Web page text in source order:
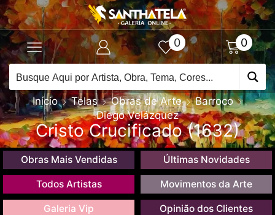
0 0
Início Telas Obras de Arte
Barroco
Diego Velázquez
Cristo Crucificado (1632)
Obras Mais Vendidas Últimas Novidades
Todos Artistas Movimentos da Arte
Galeria Vip Opinião dos Clientes